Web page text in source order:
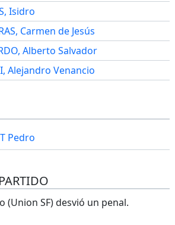
Isidro
Carmen de Jesús
Alberto Salvador
Alejandro Venancio
Pedro
(Union SF) desvió un penal.